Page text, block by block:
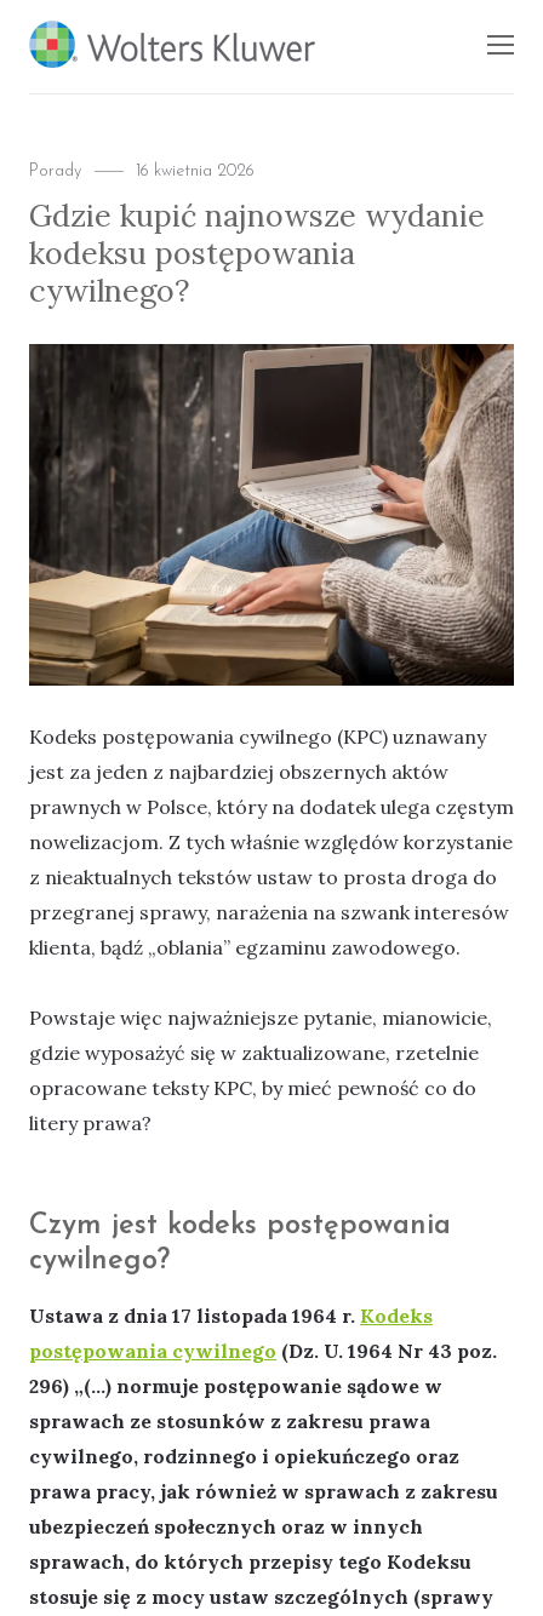
BLOG KSIĘGARNI
PROFINFO.PL
Categories
Porady
Posted
16 kwietnia 2026
Gdzie kupić najnowsze wydanie
kodeksu postępowania
cywilnego?
Kodeks postępowania cywilnego (KPC) uznawany
jest za jeden z najbardziej obszernych aktów
prawnych w Polsce, który na dodatek ulega częstym
nowelizacjom. Z tych właśnie względów korzystanie
z nieaktualnych tekstów ustaw to prosta droga do
przegranej sprawy, narażenia na szwank interesów
klienta, bądź „oblania” egzaminu zawodowego.
Powstaje więc najważniejsze pytanie, mianowicie,
gdzie wyposażyć się w zaktualizowane, rzetelnie
opracowane teksty KPC, by mieć pewność co do
litery prawa?
Czym jest kodeks postępowania
cywilnego?
Ustawa z dnia 17 listopada 1964 r. Kodeks
postępowania cywilnego (Dz. U. 1964 Nr 43 poz.
296) „(…) normuje postępowanie sądowe w
sprawach ze stosunków z zakresu prawa
cywilnego, rodzinnego i opiekuńczego oraz
prawa pracy, jak również w sprawach z zakresu
ubezpieczeń społecznych oraz w innych
sprawach, do których przepisy tego Kodeksu
stosuje się z mocy ustaw szczególnych (sprawy